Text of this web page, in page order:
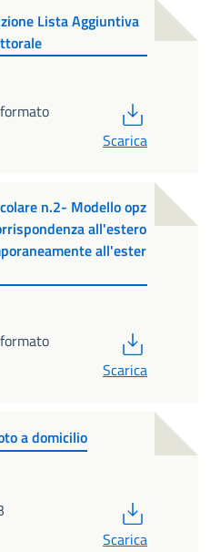
Lista Aggiuntiva
Scarica
n.2- Modello opz
all'estero
all'ester
Scarica
a domicilio
Scarica